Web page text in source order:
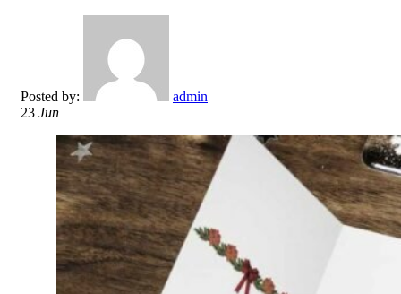
Posted by:
admin
23 Jun